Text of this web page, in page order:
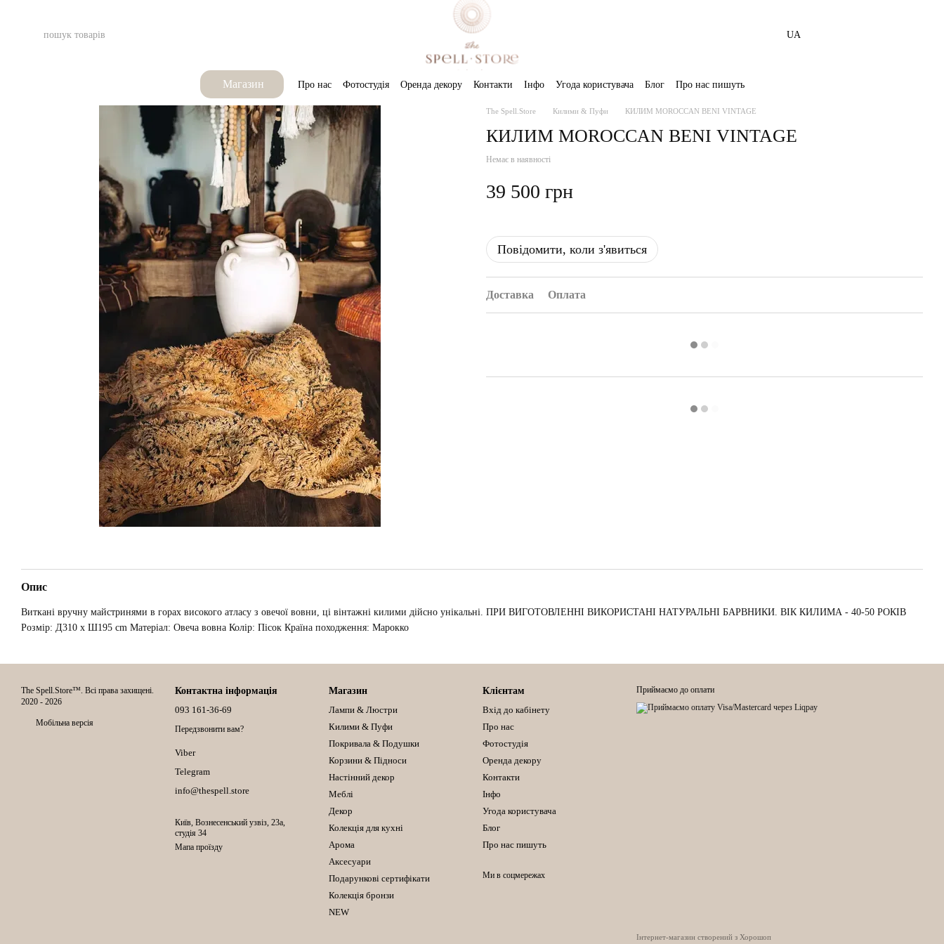
UA
Магазин Про нас Фотостудія Оренда декору Контакти Інфо Угода користувача Блог Про нас пишуть
The Spell.Store Килими & Пуфи КИЛИМ MOROCCAN BENI VINTAGE
КИЛИМ MOROCCAN BENI VINTAGE
Немає в наявності
39 500 грн
Повідомити, коли з'явиться
Доставка Оплата
Опис
Виткані вручну майстринями в горах високого атласу з овечої вовни, ці вінтажні килими дійсно унікальні. ПРИ ВИГОТОВЛЕННІ ВИКОРИСТАНІ НАТУРАЛЬНІ БАРВНИКИ. ВІК КИЛИМА - 40-50 РОКІВ
Розмір: Д310 x Ш195 cm Матеріал: Овеча вовна Колір: Пісок Країна походження: Марокко
The Spell.Store™. Всі права захищені.
2020 - 2026
Мобільна версія
Контактна інформація
093 161-36-69
Передзвонити вам?
Viber
Telegram
info@thespell.store
Київ, Вознесенський узвіз, 23а,
студія 34
Мапа проїзду
Магазин
Лампи & Люстри
Килими & Пуфи
Покривала & Подушки
Корзини & Підноси
Настінний декор
Меблі
Декор
Колекція для кухні
Арома
Аксесуари
Подарункові сертифікати
Колекція бронзи
NEW
Клієнтам
Вхід до кабінету
Про нас
Фотостудія
Оренда декору
Контакти
Інфо
Угода користувача
Блог
Про нас пишуть
Ми в соцмережах
Приймаємо до оплати
Інтернет-магазин створений з Хорошоп